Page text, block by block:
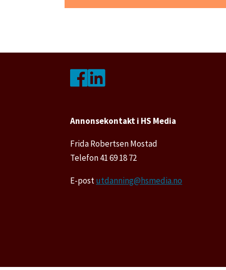
Annonsekontakt i HS Media
Frida Robertsen Mostad
Telefon 41 69 18 72
E-postutdanning@hsmedia.no